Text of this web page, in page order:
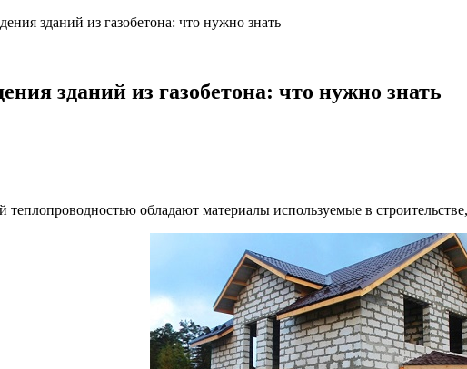
зданий из газобетона: что нужно знать
зданий из газобетона: что нужно знать
теплопроводностью обладают материалы используемые в